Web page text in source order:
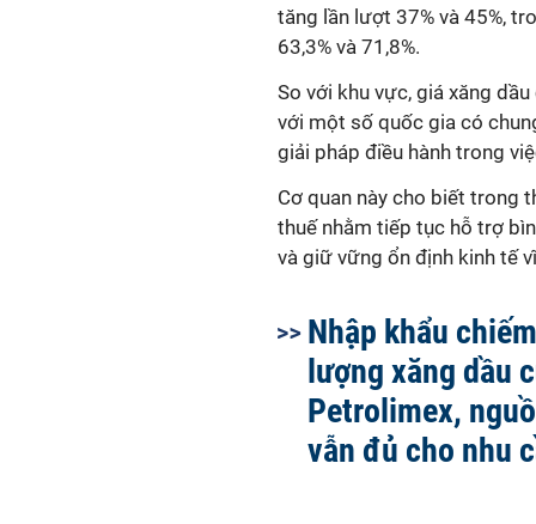
tăng lần lượt 37% và 45%,
63,3% và 71,8%.
So với khu vực, giá xăng
với một số quốc gia có
giải pháp điều hành trong
Cơ quan này cho biết trong
thuế nhằm tiếp tục hỗ trợ
và giữ vững ổn định kinh tế
Nhập khẩu
lượng xăng dầu
Petrolimex,
vẫn đủ cho nhu